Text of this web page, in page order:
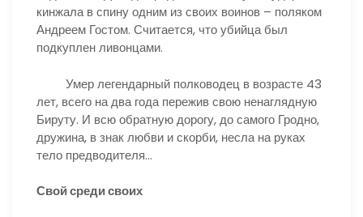
кинжала в спину одним из своих воинов – поляком
Андреем Гостом. Считается, что убийца был
подкуплен ливонцами.
Умер легендарный полководец в возрасте 43
лет, всего на два года пережив свою ненаглядную
Бируту. И всю обратную дорогу, до самого Гродно,
дружина, в знак любви и скорби, несла на руках
тело предводителя…
Свой среди своих